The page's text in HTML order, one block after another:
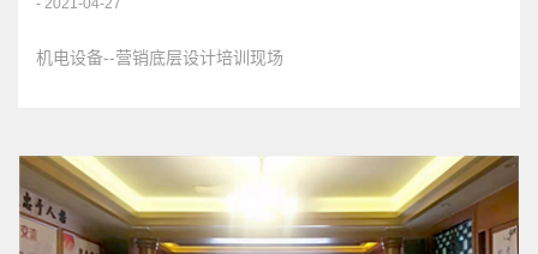
机电设备--营销底层设计培训现场